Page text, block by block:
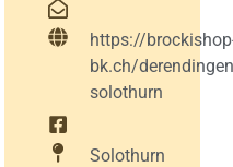
https://
bk.ch/
solothurn
Solothurn